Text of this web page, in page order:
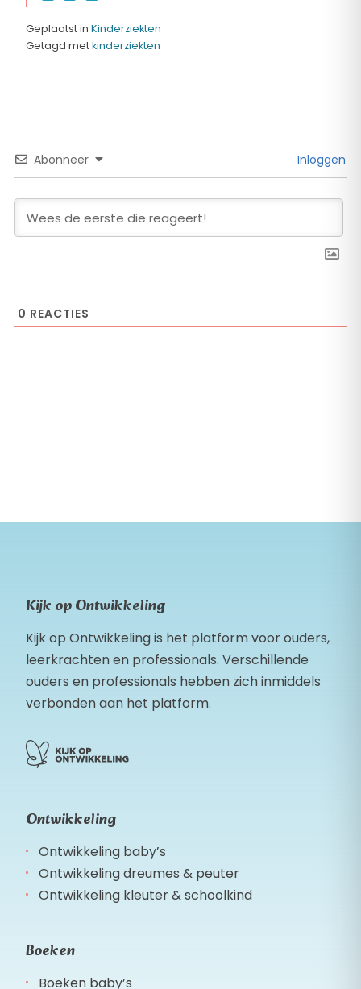
Geplaatst in Kinderziekten
Getagd metkinderziekten
Abonneer Inloggen
0 REACTIES
Kijk op Ontwikkeling
Kijk op Ontwikkeling is het platform voor ouders,
leerkrachten en professionals. Verschillende
ouders en professionals hebben zich inmiddels
verbonden aan het platform.
Ontwikkeling
Ontwikkeling baby’s
Ontwikkeling dreumes & peuter
Ontwikkeling kleuter & schoolkind
Boeken
Boeken baby’s